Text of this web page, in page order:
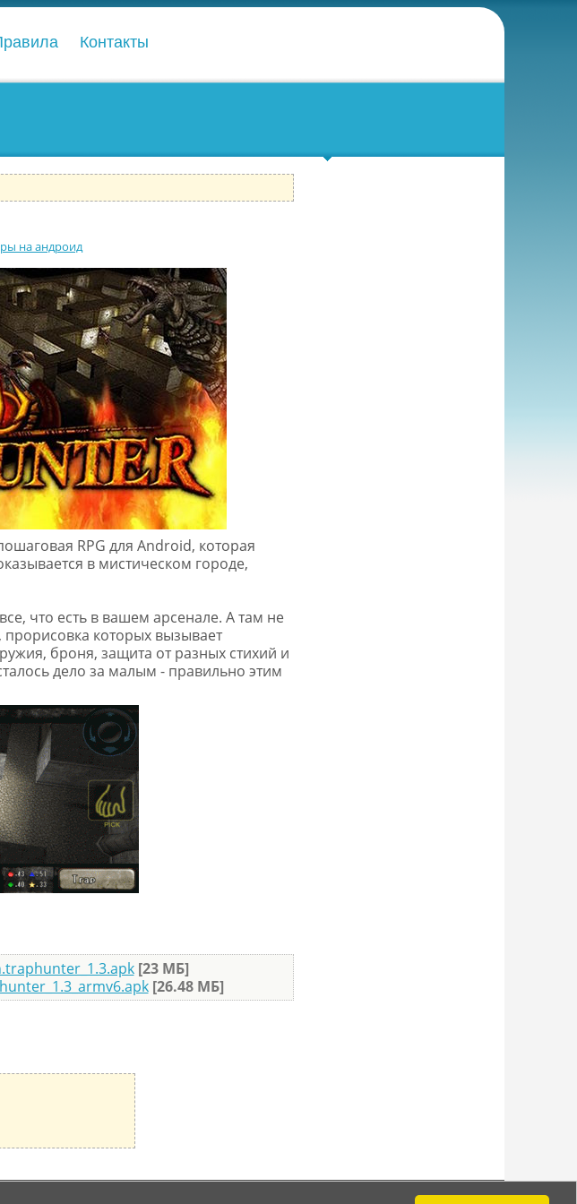
Контакты
на андроид
RPG для Android, которая
в мистическом городе,
что есть в вашем арсенале. А там не
которых вызывает
броня, защита от разных стихий и
дело за малым - правильно этим
[23 МБ]
[26.48 МБ]